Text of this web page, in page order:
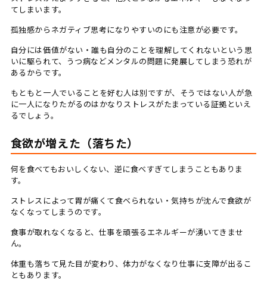
てしまいます。
孤独感からネガティブ思考になりやすいのにも注意が必要です。
自分には価値がない・誰も自分のことを理解してくれないという思
いに駆られて、うつ病などメンタルの問題に発展してしまう恐れが
あるからです。
もともと一人でいることを好む人は別ですが、そうではない人が急
に一人になりたがるのはかなりストレスがたまっている証拠といえ
るでしょう。
食欲が増えた（落ちた）
何を食べてもおいしくない、逆に食べすぎてしまうこともありま
す。
ストレスによって胃が痛くて食べられない・気持ちが沈んで食欲が
なくなってしまうのです。
食事が取れなくなると、仕事を頑張るエネルギーが湧いてきませ
ん。
体重も落ちて見た目が変わり、体力がなくなり仕事に支障が出るこ
ともあります。